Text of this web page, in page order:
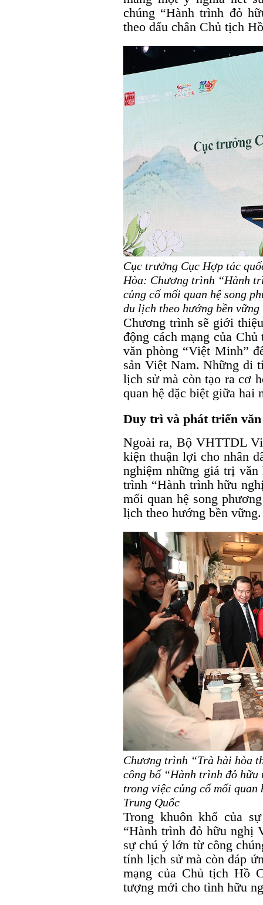
chúng “Hành trình đỏ
theo dấu chân Chủ tịch
Cục trưởng Cục Hợp tác
Hòa: Chương trình “Hành
củng cố mối quan hệ song
du lịch theo hướng bền vững
Chương trình sẽ giới
động cách mạng của
văn phòng “Việt Minh”
sản Việt Nam. Những di
lịch sử mà còn tạo ra cơ
quan hệ đặc biệt giữa hai
Duy trì và phát triển văn
Ngoài ra, Bộ VHTTDL
kiện thuận lợi cho nhân
nghiệm những giá trị
trình “Hành trình hữu
mối quan hệ song
lịch theo hướng bền vững.
Chương trình “Trà hài hòa
công bố “Hành trình đỏ
trong việc củng cố mối
Trung Quốc
Trong khuôn khổ của
“Hành trình đỏ hữu nghị
sự chú ý lớn từ công
tính lịch sử mà còn đáp
mạng của Chủ tịch Hồ
tượng mới cho tình hữu